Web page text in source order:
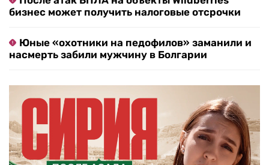
бизнес может получить налоговые отсрочки
Юные «охотники на педофилов» заманили и
насмерть забили мужчину в Болгарии